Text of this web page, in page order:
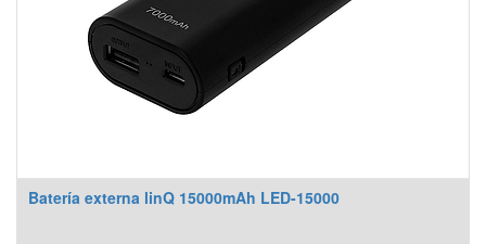
Batería externa linQ 15000mAh LED-15000